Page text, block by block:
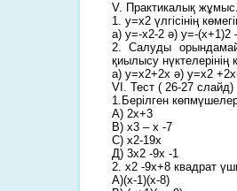
V. Практикалық
1. y=x2 үлгісінің
а) y=-x2-2 ә) y=-(х+1)2
2. Салуды
қиылысу
а) y=х2+2х ә) y=х2
VI. Тест ( 26-27 слайд)
1.Берілген
А) 2х+3
В) х3 – х -7
С) х2-19х
Д) 3х2 -9х -1
2. х2 -9х+8 квадрат
А)(х-1)(х-8)